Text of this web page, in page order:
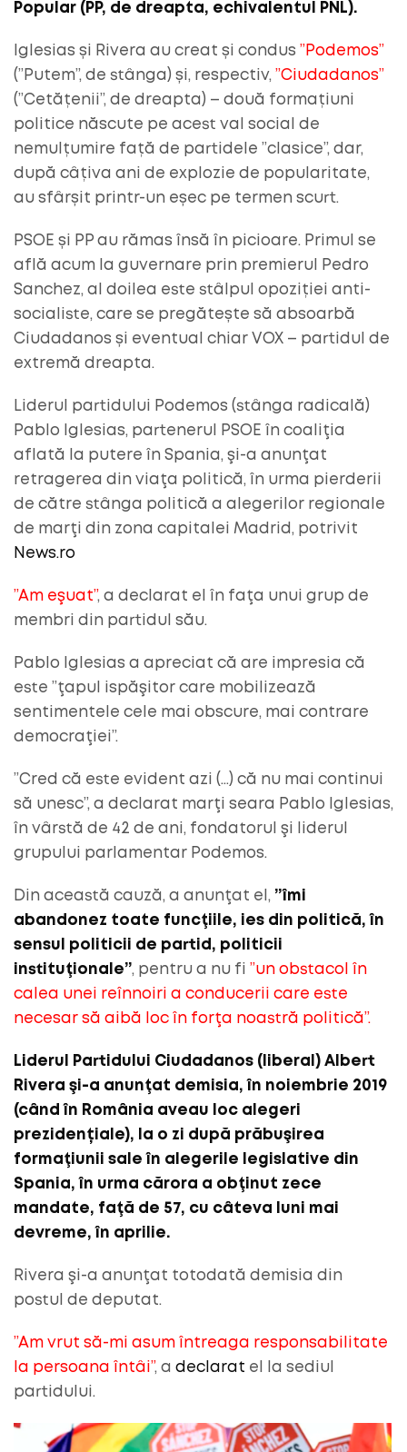
Popular (PP, de dreapta, echivalentul PNL).
Iglesias și Rivera au creat și condus ”Podemos”
(”Putem”, de stânga) și, respectiv, ”Ciudadanos”
(”Cetățenii”, de dreapta) – două formațiuni
politice născute pe acest val social de
nemulțumire față de partidele ”clasice”, dar,
după câțiva ani de explozie de popularitate,
au sfârșit printr-un eșec pe termen scurt.
PSOE și PP au rămas însă în picioare. Primul se
află acum la guvernare prin premierul Pedro
Sanchez, al doilea este stâlpul opoziției anti-
socialiste, care se pregătește să absoarbă
Ciudadanos și eventual chiar VOX – partidul de
extremă dreapta.
Liderul partidului Podemos (stânga radicală)
Pablo Iglesias, partenerul PSOE în coaliţia
aflată la putere în Spania, şi-a anunţat
retragerea din viaţa politică, în urma pierderii
de către stânga politică a alegerilor regionale
de marţi din zona capitalei Madrid, potrivit
News.ro
”Am eşuat”, a declarat el în faţa unui grup de
membri din partidul său.
Pablo Iglesias a apreciat că are impresia că
este ”ţapul ispăşitor care mobilizează
sentimentele cele mai obscure, mai contrare
democraţiei”.
”Cred că este evident azi (…) că nu mai continui
să unesc”, a declarat marţi seara Pablo Iglesias,
în vârstă de 42 de ani, fondatorul şi liderul
grupului parlamentar Podemos.
Din această cauză, a anunţat el, ”îmi
abandonez toate funcţiile, ies din politică, în
sensul politicii de partid, politicii
instituţionale”, pentru a nu fi ”un obstacol în
calea unei reînnoiri a conducerii care este
necesar să aibă loc în forţa noastră politică”.
Liderul Partidului Ciudadanos (liberal) Albert
Rivera şi-a anunţat demisia, în noiembrie 2019
(când în România aveau loc alegeri
prezidențiale), la o zi după prăbuşirea
formaţiunii sale în alegerile legislative din
Spania, în urma cărora a obţinut zece
mandate, faţă de 57, cu câteva luni mai
devreme, în aprilie.
Rivera şi-a anunţat totodată demisia din
postul de deputat.
”Am vrut să-mi asum întreaga responsabilitate
la persoana întâi”, a declarat el la sediul
partidului.